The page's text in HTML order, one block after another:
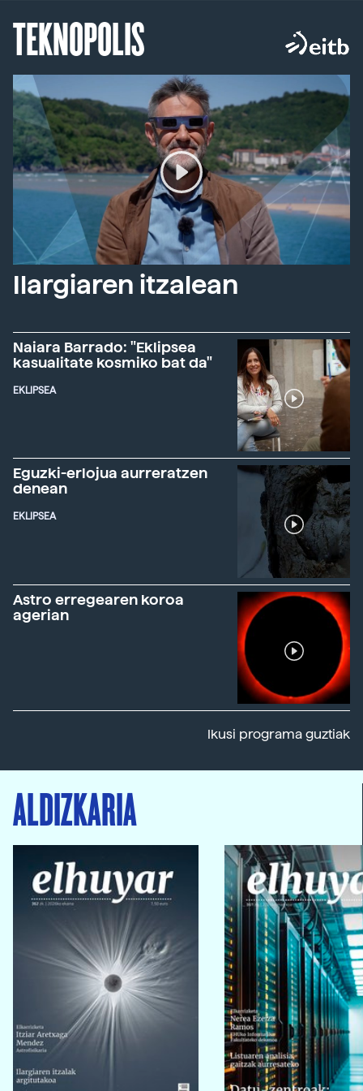
TEKNOPOLIS
Ilargiaren itzalean
Naiara Barrado: "Eklipsea
kasualitate kosmiko bat da"
EKLIPSEA
Eguzki-erlojua aurreratzen
denean
EKLIPSEA
Astro erregearen koroa
agerian
Ikusi programa guztiak
ALDIZKARIA